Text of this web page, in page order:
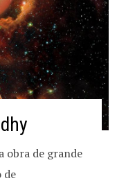
obra de grande
de